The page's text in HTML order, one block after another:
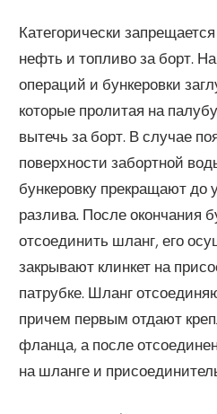
Категорически
нефть и топливо за борт.
операций и бункеровки
которые пролитая на
вытечь за борт. В случае
поверхности забортной
бункеровку прекращают до
разлива. После окончания
отсоединить шланг, его
закрывают клинкет на
патрубке. Шланг
причем первым отдают
фланца, а после
на шланге и